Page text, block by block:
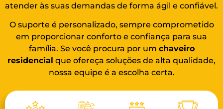
atender às suas demandas de forma ágil e confiável.
O suporte é personalizado, sempre comprometido
em proporcionar conforto e confiança para sua
família. Se você procura por um chaveiro
residencial que ofereça soluções de alta qualidade,
nossa equipe é a escolha certa.